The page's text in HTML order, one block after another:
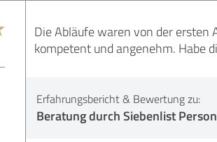
Die Abläufe waren von der ersten
kompetent und angenehm. Habe
Erfahrungsbericht & Bewertung zu:
Beratung durch Siebenlist